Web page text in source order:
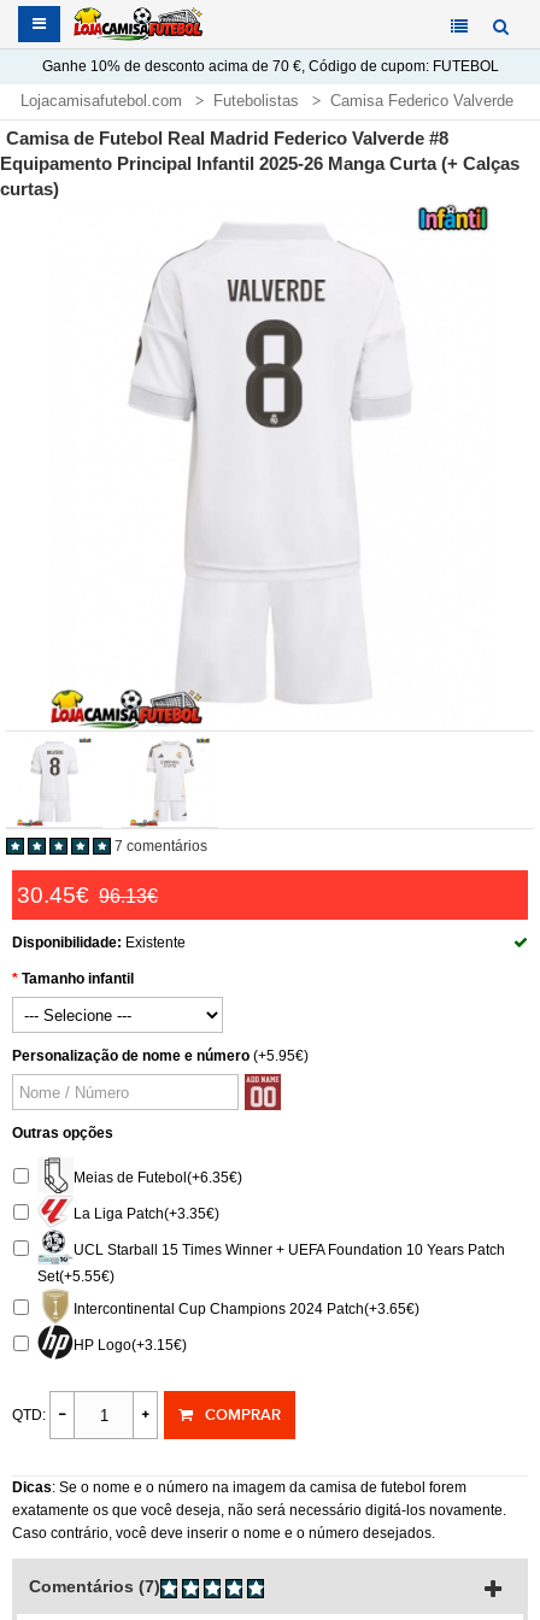
Ganhe 10%de desconto acima de 70 €, Código de cupom: FUTEBOL
Lojacamisafutebol.com Futebolistas Camisa Federico Valverde
Camisa de Futebol Real Madrid Federico Valverde #8
Equipamento Principal Infantil 2025-26 Manga Curta (+ Calças
curtas)
7 comentários
30.45€ 96.13€
Disponibilidade: Existente
Tamanho infantil
Personalização de nome e número (+5.95€)
Outras opções
Meias de Futebol(+6.35€)
La Liga Patch(+3.35€)
UCL Starball 15 Times Winner + UEFA Foundation 10 Years Patch
Set(+5.55€)
Intercontinental Cup Champions 2024 Patch(+3.65€)
HP Logo(+3.15€)
QTD: COMPRAR
Dicas: Se o nome e o número na imagem da camisa de futebol forem
exatamente os que você deseja, não será necessário digitá-los novamente.
Caso contrário, você deve inserir o nome e o número desejados.
Comentários (7)